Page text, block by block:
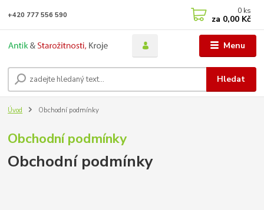
Menu
Hledat
+420 777 556 590 0 ks
za 0,00 Kč
Úvod Obchodní podmínky
Obchodní podmínky
Obchodní podmínky